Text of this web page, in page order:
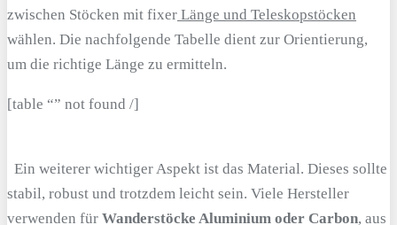
zwischen Stöcken mit fixer Länge und Teleskopstöcken
wählen. Die nachfolgende Tabelle dient zur Orientierung,
um die richtige Länge zu ermitteln.
[table “” not found /]
Ein weiterer wichtiger Aspekt ist das Material. Dieses sollte
stabil, robust und trotzdem leicht sein. Viele Hersteller
verwenden für Wanderstöcke Aluminium oder Carbon, aus